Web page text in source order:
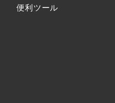
便利ツール